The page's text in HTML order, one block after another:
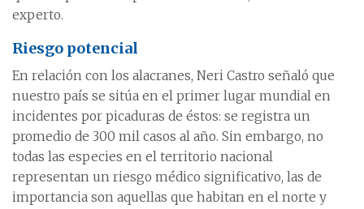
experto.
Riesgo potencial
En relación con los alacranes, Neri Castro señaló que
nuestro país se sitúa en el primer lugar mundial en
incidentes por picaduras de éstos: se registra un
promedio de 300 mil casos al año. Sin embargo, no
todas las especies en el territorio nacional
representan un riesgo médico significativo, las de
importancia son aquellas que habitan en el norte y